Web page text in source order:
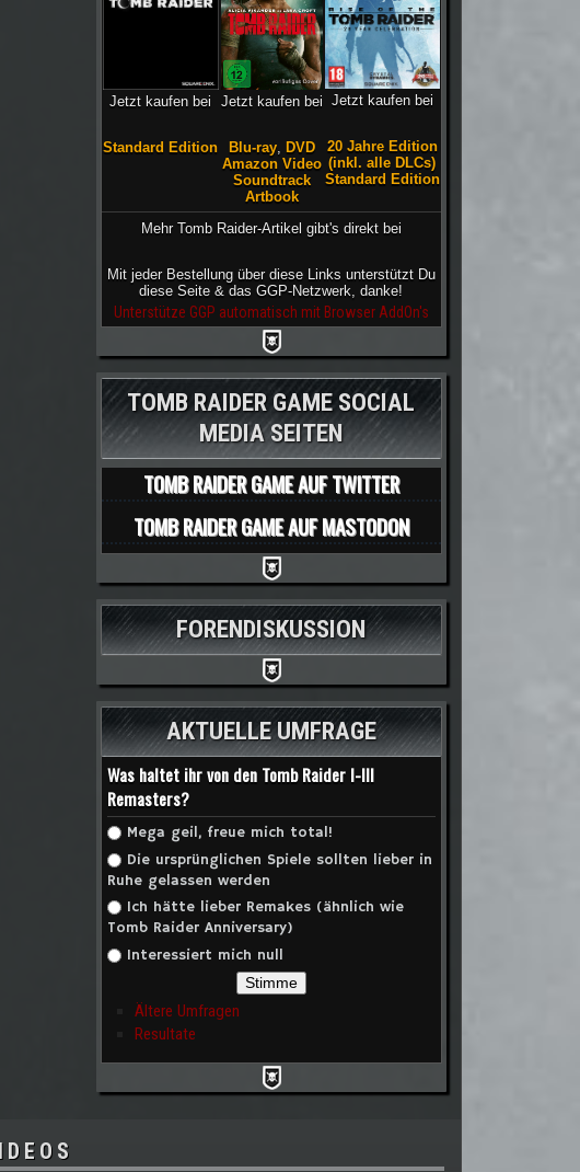
Jetzt kaufen bei
Standard Edition
Jetzt kaufen bei
Blu-ray, DVD
Amazon Video
Soundtrack
Artbook
Jetzt kaufen bei
20 Jahre Edition
(inkl. alle DLCs)
Standard Edition
Mehr Tomb Raider-Artikel gibt's direkt bei
Mit jeder Bestellung über diese Links unterstützt Du
diese Seite & das GGP-Netzwerk, danke!
Unterstütze GGP automatisch mit Browser AddOn's
TOMB RAIDER GAME SOCIAL
MEDIA SEITEN
TOMB RAIDER GAME AUF TWITTER
TOMB RAIDER GAME AUF MASTODON
FORENDISKUSSION
AKTUELLE UMFRAGE
Was haltet ihr von den Tomb Raider I-III
Remasters?
Auswahlmöglichkeiten
Mega geil, freue mich total!
Die ursprünglichen Spiele sollten lieber in
Ruhe gelassen werden
Ich hätte lieber Remakes (ähnlich wie
Tomb Raider Anniversary)
Interessiert mich null
Ältere Umfragen
Resultate